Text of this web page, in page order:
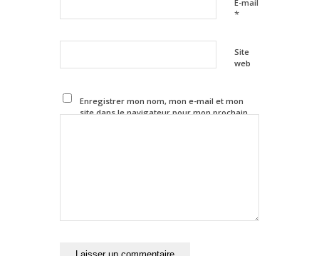
E-mail
*
Site
web
Enregistrer mon nom, mon e-mail et mon
site dans le navigateur pour mon prochain